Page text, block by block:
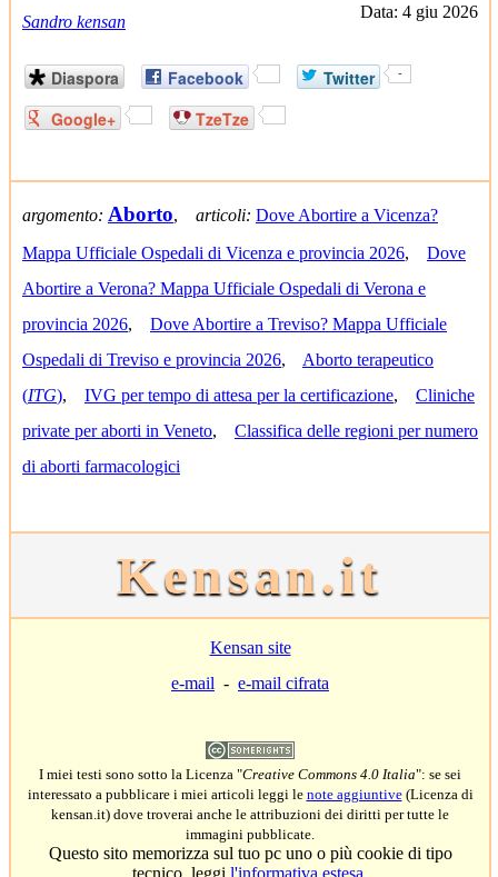
Sandro kensan
Data: 4 giu 2026
Diaspora Facebook Twitter -
Google+ TzeTze
argomento: Aborto, articoli: Dove Abortire a Vicenza?
Mappa Ufficiale Ospedali di Vicenza e provincia 2026, Dove
Abortire a Verona? Mappa Ufficiale Ospedali di Verona e
provincia 2026, Dove Abortire a Treviso? Mappa Ufficiale
Ospedali di Treviso e provincia 2026, Aborto terapeutico
(ITG), IVG per tempo di attesa per la certificazione, Cliniche
private per aborti in Veneto, Classifica delle regioni per numero
di aborti farmacologici
Kensan.it
Kensan site
e-mail - e-mail cifrata
I miei testi sono sotto la Licenza "Creative Commons 4.0 Italia": se sei
interessato a pubblicare i miei articoli leggi le note aggiuntive(Licenza di
kensan.it) dove troverai anche le attribuzioni dei diritti per tutte le
immagini pubblicate.
Questo sito memorizza sul tuo pc uno o più cookie di tipo
tecnico, leggi l'informativa estesa